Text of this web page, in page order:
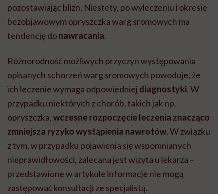
pozostawiając blizn. Niestety, po wyleczeniu i okresie
bezobjawowym opryszczka warg sromowych ma
tendencję donawracania.
Różnorodność możliwych przyczyn występowania
opisanych schorzeń warg sromowych powoduje, że
ich leczenie wymaga odpowiedniej diagnostyki. W
przypadku niektórych z chorób, takich jak np.
opryszczka,wczesne rozpoczęcie leczenia znacząco
zmniejsza ryzyko wystąpienia nawrotów. W związku
z tym, w przypadku pojawienia się wspomnianych
nieprawidłowości, zalecana jest wizyta u lekarza –
przedstawione w artykule informacje nie mogą
zastępować konsultacji ze specjalistą.